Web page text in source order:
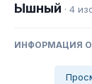
Ышный · 4
ИНФОРМАЦИЯ